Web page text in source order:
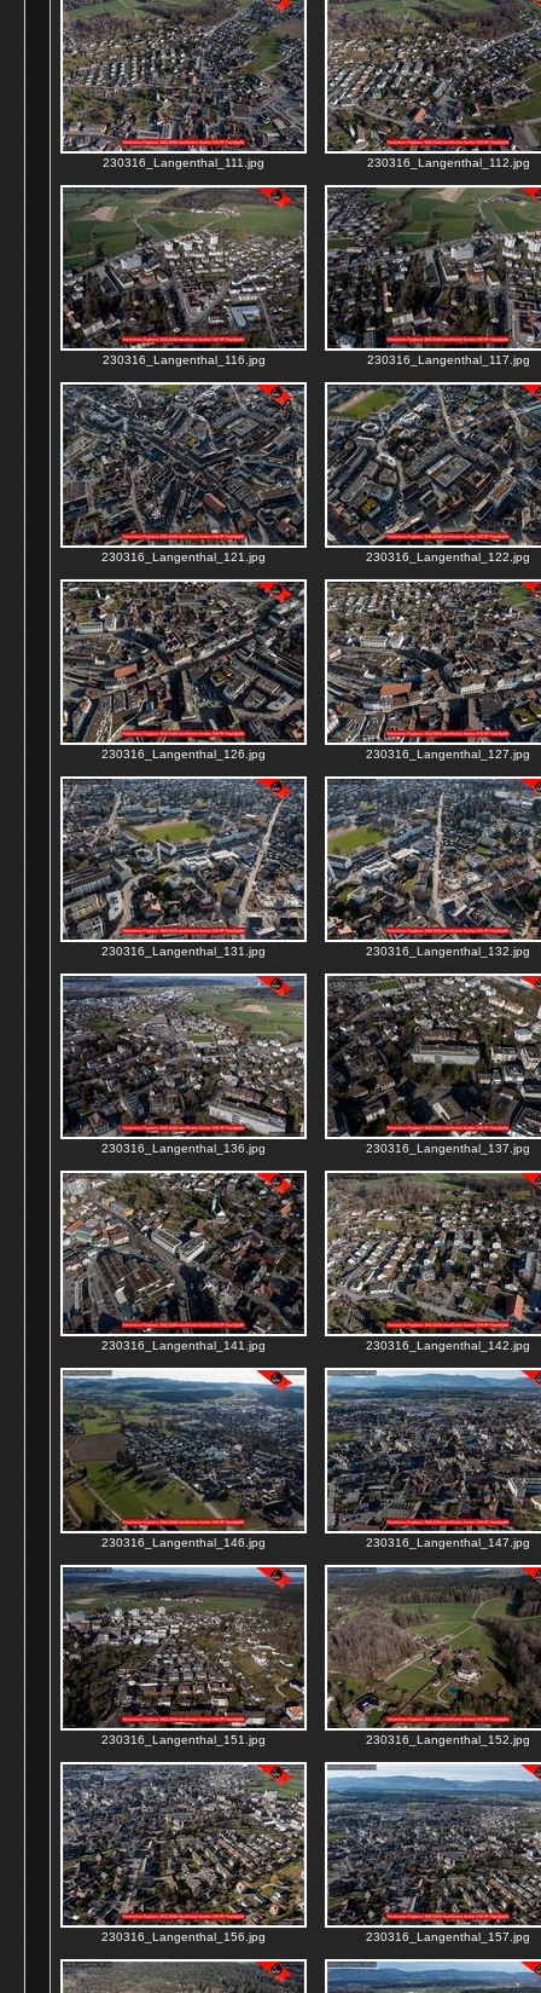
230316_Langenthal_111.jpg 230316_Langenthal_112.jpg
230316_Langenthal_116.jpg 230316_Langenthal_117.jpg
230316_Langenthal_121.jpg 230316_Langenthal_122.jpg
230316_Langenthal_126.jpg 230316_Langenthal_127.jpg
230316_Langenthal_131.jpg 230316_Langenthal_132.jpg
230316_Langenthal_136.jpg 230316_Langenthal_137.jpg
230316_Langenthal_141.jpg 230316_Langenthal_142.jpg
230316_Langenthal_146.jpg 230316_Langenthal_147.jpg
230316_Langenthal_151.jpg 230316_Langenthal_152.jpg
230316_Langenthal_156.jpg 230316_Langenthal_157.jpg